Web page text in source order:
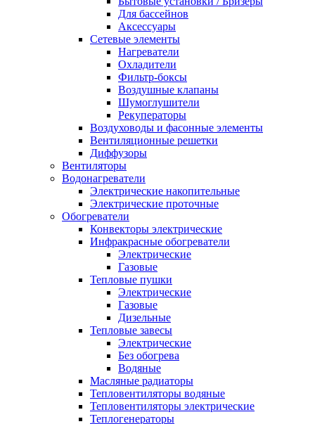
Для бассейнов
Аксессуары
Сетевые элементы
Нагреватели
Охладители
Фильтр-боксы
Воздушные клапаны
Шумоглушители
Рекуператоры
Воздуховоды и фасонные элементы
Вентиляционные решетки
Диффузоры
Вентиляторы
Водонагреватели
Электрические накопительные
Электрические проточные
Обогреватели
Конвекторы электрические
Инфракрасные обогреватели
Электрические
Газовые
Тепловые пушки
Электрические
Газовые
Дизельные
Тепловые завесы
Электрические
Без обогрева
Водяные
Масляные радиаторы
Тепловентиляторы водяные
Тепловентиляторы электрические
Теплогенераторы